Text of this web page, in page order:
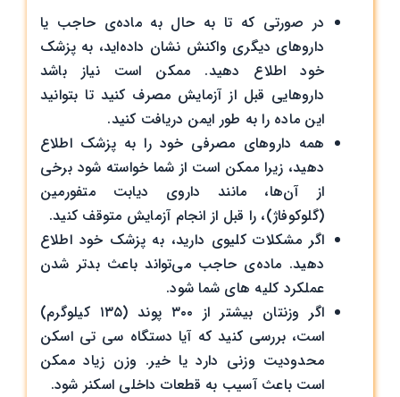
در صورتی که تا به حال به ماده‌ی حاجب یا
داروهای دیگری واکنش نشان داده‌اید، به پزشک
خود اطلاع دهید. ممکن است نیاز باشد
داروهایی قبل از آزمایش مصرف کنید تا بتوانید
این ماده را به ‌طور ایمن دریافت کنید.
همه داروهای مصرفی خود را به پزشک اطلاع
دهید، زیرا ممکن است از شما خواسته شود برخی
از آن‌ها، مانند داروی دیابت متفورمین
(گلوکوفاژ)، را قبل از انجام آزمایش متوقف کنید.
اگر مشکلات کلیوی دارید، به پزشک خود اطلاع
دهید. ماده‌ی حاجب می‌تواند باعث بدتر شدن
عملکرد کلیه های شما شود.
اگر وزنتان بیشتر از ۳۰۰ پوند (۱۳۵ کیلوگرم)
است، بررسی کنید که آیا دستگاه سی تی ‌اسکن
محدودیت وزنی دارد یا خیر. وزن زیاد ممکن
است باعث آسیب به قطعات داخلی اسکنر شود.